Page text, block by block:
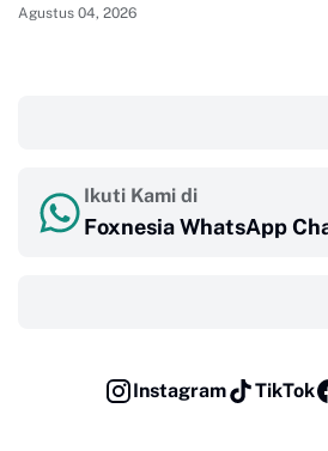
Agustus 04, 2026
Ikuti Kami di
Foxnesia WhatsApp
Instagram TikTok